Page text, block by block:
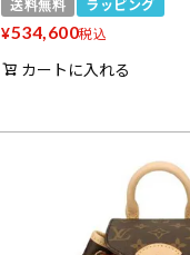
送料無料 ラッピング
¥534,600税込
カートに入れる